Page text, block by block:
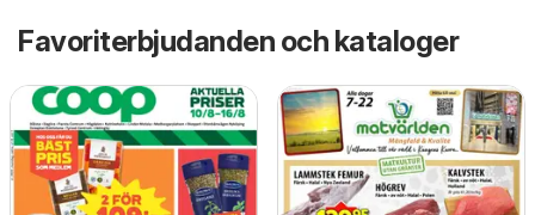
Favoriterbjudanden och kataloger